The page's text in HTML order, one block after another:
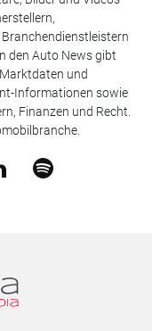
den Auto News gibt
und
Informationen sowie
Finanzen und Recht.